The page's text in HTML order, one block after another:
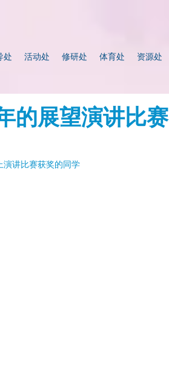
处 活动处 修研处 体育处 资源处
的展望演讲比赛
演讲比赛获奖的同学